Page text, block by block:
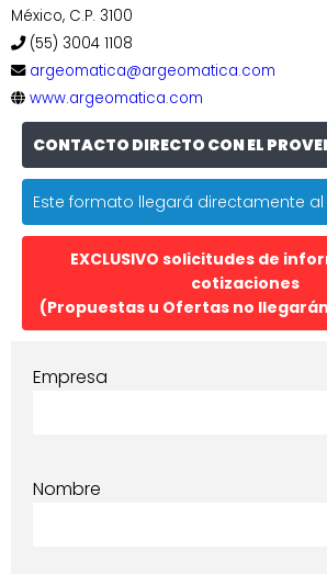
México, C.P. 3100
(55) 3004 1108
argeomatica@argeomatica.com
www.argeomatica.com
CONTACTO DIRECTO CON EL
Este formato llegará directamente
EXCLUSIVO solicitudes de
cotizaciones
(Propuestas u Ofertas no
Empresa
Nombre